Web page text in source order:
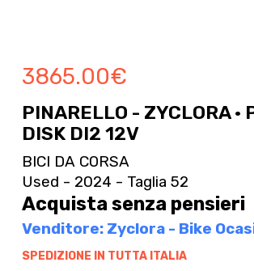
3865.00€
PINARELLO - ZYCLORA ·
DISK DI2 12V
BICI DA CORSA
Used - 2024 - Taglia 52
Acquista senza pensieri
Venditore: Zyclora - Bike
SPEDIZIONE IN TUTTA ITALIA